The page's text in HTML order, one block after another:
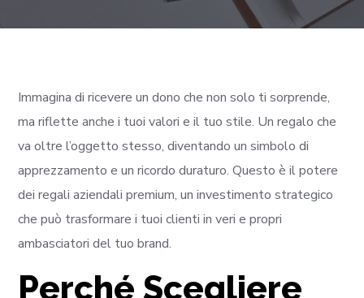
Immagina di ricevere un dono che non solo ti sorprende,
ma riflette anche i tuoi valori e il tuo stile. Un regalo che
va oltre l’oggetto stesso, diventando un simbolo di
apprezzamento e un ricordo duraturo. Questo è il potere
dei regali aziendali premium, un investimento strategico
che può trasformare i tuoi clienti in veri e propri
ambasciatori del tuo brand.
Perché Scegliere